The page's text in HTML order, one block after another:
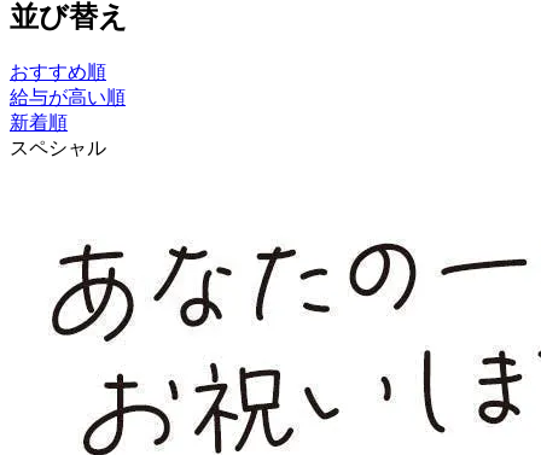
並び替え
おすすめ順
給与が高い順
新着順
スペシャル